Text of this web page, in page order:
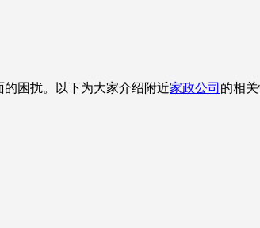
的困扰。以下为大家介绍附近家政公司 的相